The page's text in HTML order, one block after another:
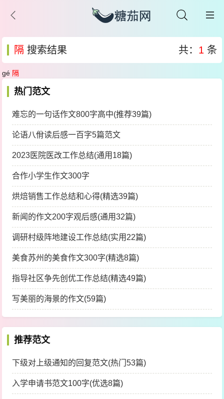
隔 搜索结果 共： 1 条
gé 隔
热门范文
难忘的一句话作文800字高中(推荐39篇)
论语八佾读后感一百字5篇范文
2023医院医改工作总结(通用18篇)
合作小学生作文300字
烘焙销售工作总结和心得(精选39篇)
新闻的作文200字观后感(通用32篇)
调研村级阵地建设工作总结(实用22篇)
美食苏州的美食作文300字(精选8篇)
指导社区争先创优工作总结(精选49篇)
写美丽的海景的作文(59篇)
推荐范文
下级对上级通知的回复范文(热门53篇)
入学申请书范文100字(优选8篇)